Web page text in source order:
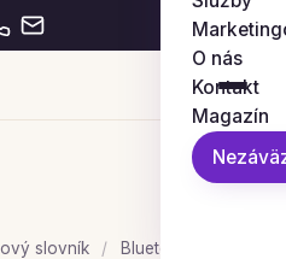
O nás
Kontakt
Magazín
slovník / Bluetooth